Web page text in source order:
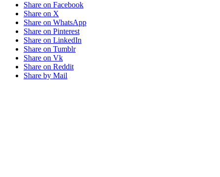
Share on Facebook
Share on X
Share on WhatsApp
Share on Pinterest
Share on LinkedIn
Share on Tumblr
Share on Vk
Share on Reddit
Share by Mail